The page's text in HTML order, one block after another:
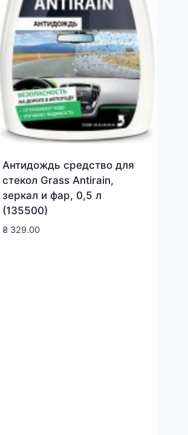
Антидождь средство для
стекол Grass Antirain,
зеркал и фар, 0,5 л
(135500)
₴ 329.00